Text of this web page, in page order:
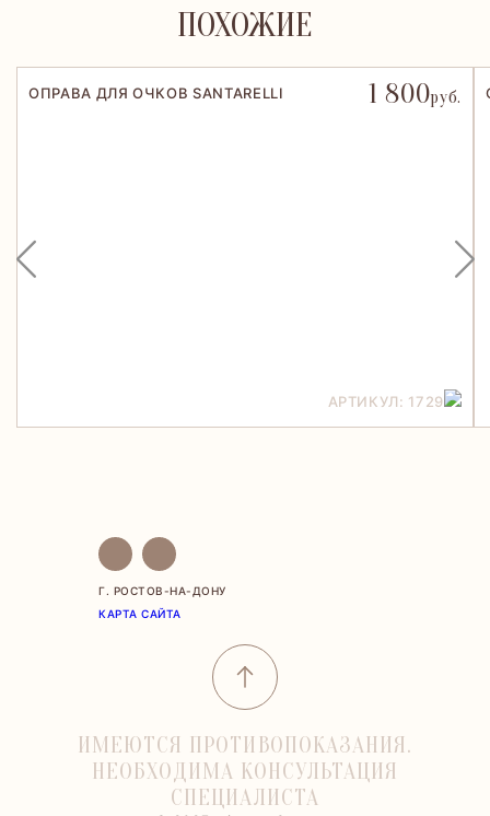
ПОХОЖИЕ
ОПРАВА ДЛЯ ОЧКОВ SANTARELLI 1 800руб.
АРТИКУЛ: 1729
Г. РОСТОВ-НА-ДОНУ
КАРТА САЙТА
ИМЕЮТСЯ ПРОТИВОПОКАЗАНИЯ.
НЕОБХОДИМА КОНСУЛЬТАЦИЯ
СПЕЦИАЛИСТА